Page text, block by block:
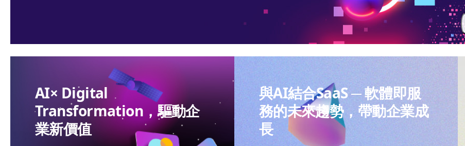
AI× Digital
Transformation，驅動企
業新價值
與AI結合SaaS ─ 軟體即服
務的未來趨勢，帶動企業成
長